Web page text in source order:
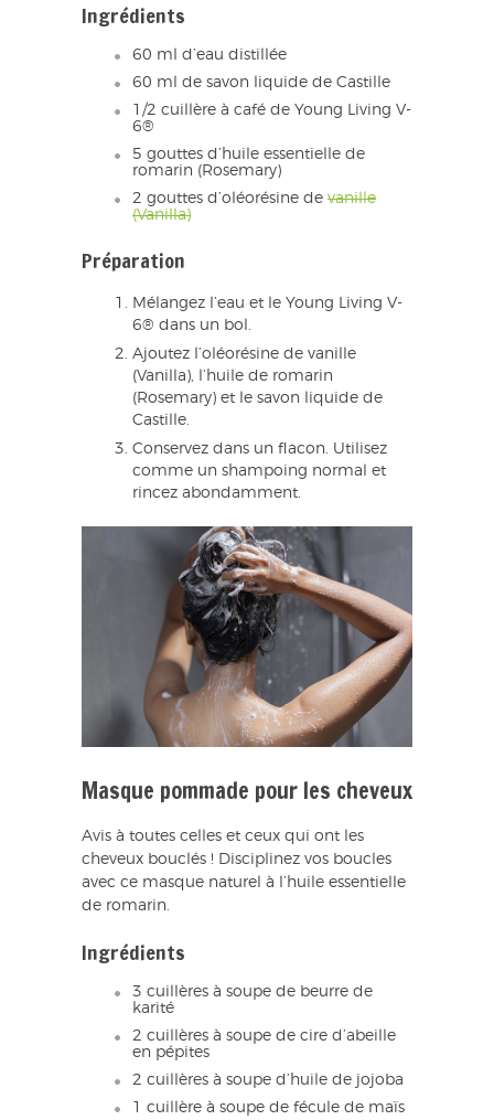
Ingrédients
60 ml d’eau distillée
60 ml de savon liquide de Castille
1/2 cuillère à café de Young Living V-
6®
5 gouttes d’huile essentielle de
romarin (Rosemary)
2 gouttes d’oléorésine de vanille
(Vanilla)
Préparation
Mélangez l’eau et le Young Living V-
6® dans un bol.
Ajoutez l’oléorésine de vanille
(Vanilla), l’huile de romarin
(Rosemary) et le savon liquide de
Castille.
Conservez dans un flacon. Utilisez
comme un shampoing normal et
rincez abondamment.
Masque pommade pour les cheveux
Avis à toutes celles et ceux qui ont les
cheveux bouclés ! Disciplinez vos boucles
avec ce masque naturel à l’huile essentielle
de romarin.
Ingrédients
3 cuillères à soupe de beurre de
karité
2 cuillères à soupe de cire d’abeille
en pépites
2 cuillères à soupe d’huile de jojoba
1 cuillère à soupe de fécule de maïs